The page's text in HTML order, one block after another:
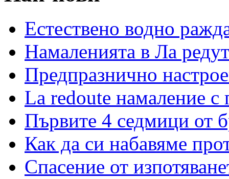
Естествено водно
Намаленията в Ла
Предпразнично
La redoute намаление с
Първите 4 седмици от
Как да си набавяме
Спасение от